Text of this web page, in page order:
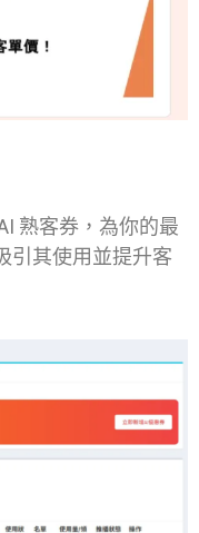
熟客券，為你的最
引其使用並提升客